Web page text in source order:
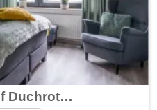
Gästehaus Birkenhof Duchroth & Camping Nahetal Oberhausen